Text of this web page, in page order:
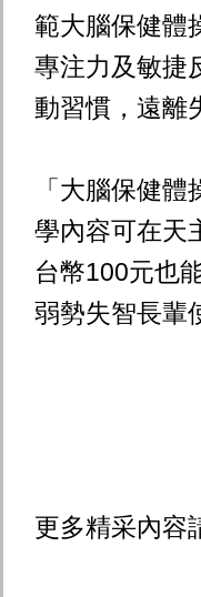
範大腦保健體
專注力及敏捷
動習慣，遠離
「大腦保健
學內容可在天
台幣100元也
弱勢失智長輩
更多精采內容